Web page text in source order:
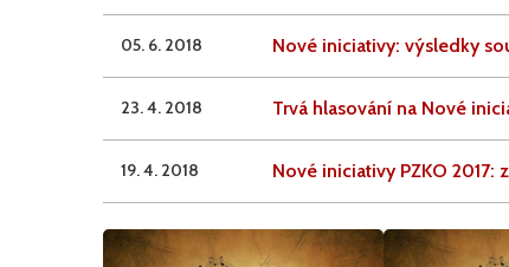
05. 6. 2018 Nové iniciativy: výsledky
23. 4. 2018 Trvá hlasování na Nové
19. 4. 2018 Nové iniciativy PZKO 2017: